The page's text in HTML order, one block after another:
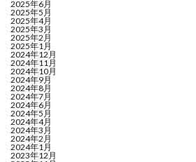
2025年6月
2025年5月
2025年4月
2025年3月
2025年2月
2025年1月
2024年12月
2024年11月
2024年10月
2024年9月
2024年8月
2024年7月
2024年6月
2024年5月
2024年4月
2024年3月
2024年2月
2024年1月
2023年12月